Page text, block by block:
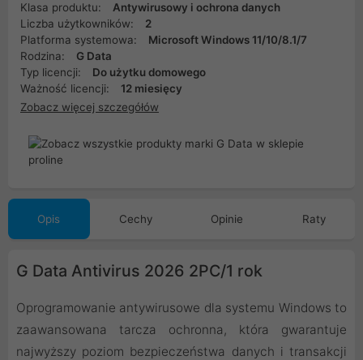
Klasa produktu:
Antywirusowy i ochrona danych
Liczba użytkowników:
2
Platforma systemowa:
Microsoft Windows 11/10/8.1/7
Rodzina:
G Data
Typ licencji:
Do użytku domowego
Ważność licencji:
12 miesięcy
Zobacz więcej szczegółów
Opis Cechy Opinie Raty
G Data Antivirus 2026 2PC/1 rok
Oprogramowanie antywirusowe dla systemu Windows to
zaawansowana tarcza ochronna, która gwarantuje
najwyższy poziom bezpieczeństwa danych i transakcji